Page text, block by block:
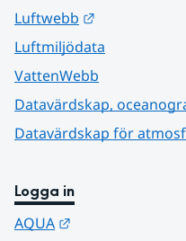
Luftwebb
Luftmiljödata
VattenWebb
Datavärdskap,
Datavärdskap för
Logga in
AQUA